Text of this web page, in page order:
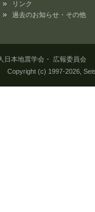
リンク
過去のお知らせ・その他
日本地震学会・ 広報委員
Copyright (c) 1997-2026,